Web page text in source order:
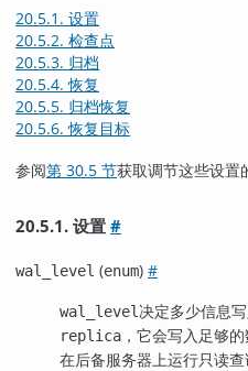
20.5.1. 设置
20.5.2. 检查点
20.5.3. 归档
20.5.4. 恢复
20.5.5. 归档恢复
20.5.6. 恢复目标
参阅第 30.5 节获取调节这些设置
20.5.1. 设置#
wal_level (enum) #
wal_level 决定多少信息
replica ，它会写入足够
在后备服务器上运行只读查